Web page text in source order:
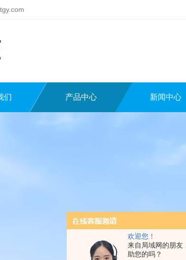
欢迎您！
来自局域网的朋友
助您的吗？
们 产品中心 新闻中心